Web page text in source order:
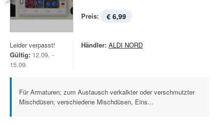
Preis: € 6,99
Leider verpasst!
Gültig: 12.09. -
15.09.
Händler: ALDI NORD
Für Armaturen; zum Austausch verkalkter oder verschmutzter
Mischdüsen; verschiedene Mischdüsen, Eins...